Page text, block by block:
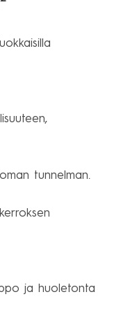
tunnelman.
ja huoletonta